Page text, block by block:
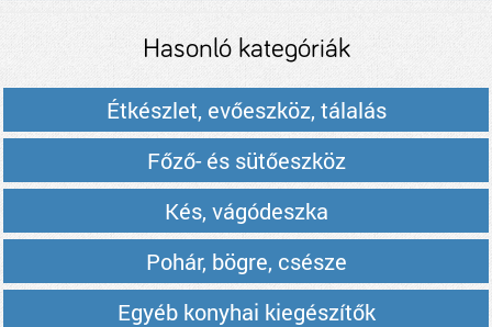
Hasonló kategóriák
Étkészlet, evőeszköz, tálalás
Főző- és sütőeszköz
Kés, vágódeszka
Pohár, bögre, csésze
Egyéb konyhai kiegészítők